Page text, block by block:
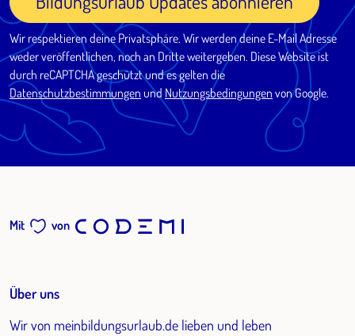
Wir respektieren deine Privatsphäre. Wir werden deine E-Mail Adresse
weder veröffentlichen, noch an Dritte weitergeben. Diese Website ist
durch reCAPTCHA geschützt und es gelten die
Datenschutzbestimmungen und Nutzungsbedingungen von Google.
Mit von
Über uns
Wir von meinbildungsurlaub.de lieben und leben